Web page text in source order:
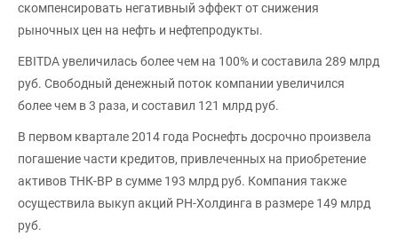
скомпенсировать негативный эффект от снижения
рыночных цен на нефть и нефтепродукты.
EBITDA увеличилась более чем на 100% и составила 289 млрд
руб. Свободный денежный поток компании увеличился
более чем в 3 раза, и составил 121 млрд руб.
В первом квартале 2014 года Роснефть досрочно произвела
погашение части кредитов, привлеченных на приобретение
активов ТНК-ВР в сумме 193 млрд руб. Компания также
осуществила выкуп акций РН-Холдинга в размере 149 млрд
руб.